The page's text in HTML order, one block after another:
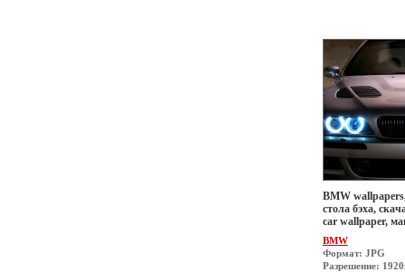
BMW
стола бэха,
car wallpaper,
BMW
Формат: JPG
Разрешение: